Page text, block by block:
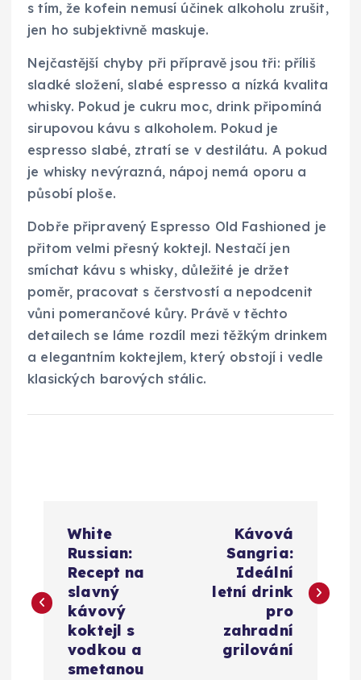
s tím, že kofein nemusí účinek alkoholu zrušit,
jen ho subjektivně maskuje.
Nejčastější chyby při přípravě jsou tři: příliš
sladké složení, slabé espresso a nízká kvalita
whisky. Pokud je cukru moc, drink připomíná
sirupovou kávu s alkoholem. Pokud je
espresso slabé, ztratí se v destilátu. A pokud
je whisky nevýrazná, nápoj nemá oporu a
působí ploše.
Dobře připravený Espresso Old Fashioned je
přitom velmi přesný koktejl. Nestačí jen
smíchat kávu s whisky, důležité je držet
poměr, pracovat s čerstvostí a nepodcenit
vůni pomerančové kůry. Právě v těchto
detailech se láme rozdíl mezi těžkým drinkem
a elegantním koktejlem, který obstojí i vedle
klasických barových stálic.
v
White
Russian:
Recept na
slavný
kávový
koktejl s
vodkou a
smetanou
Kávová
Sangria:
Ideální
letní drink
pro
zahradní
grilování